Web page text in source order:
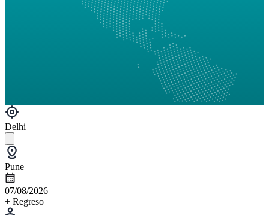
Delhi
Pune
07/08/2026
+ Regreso